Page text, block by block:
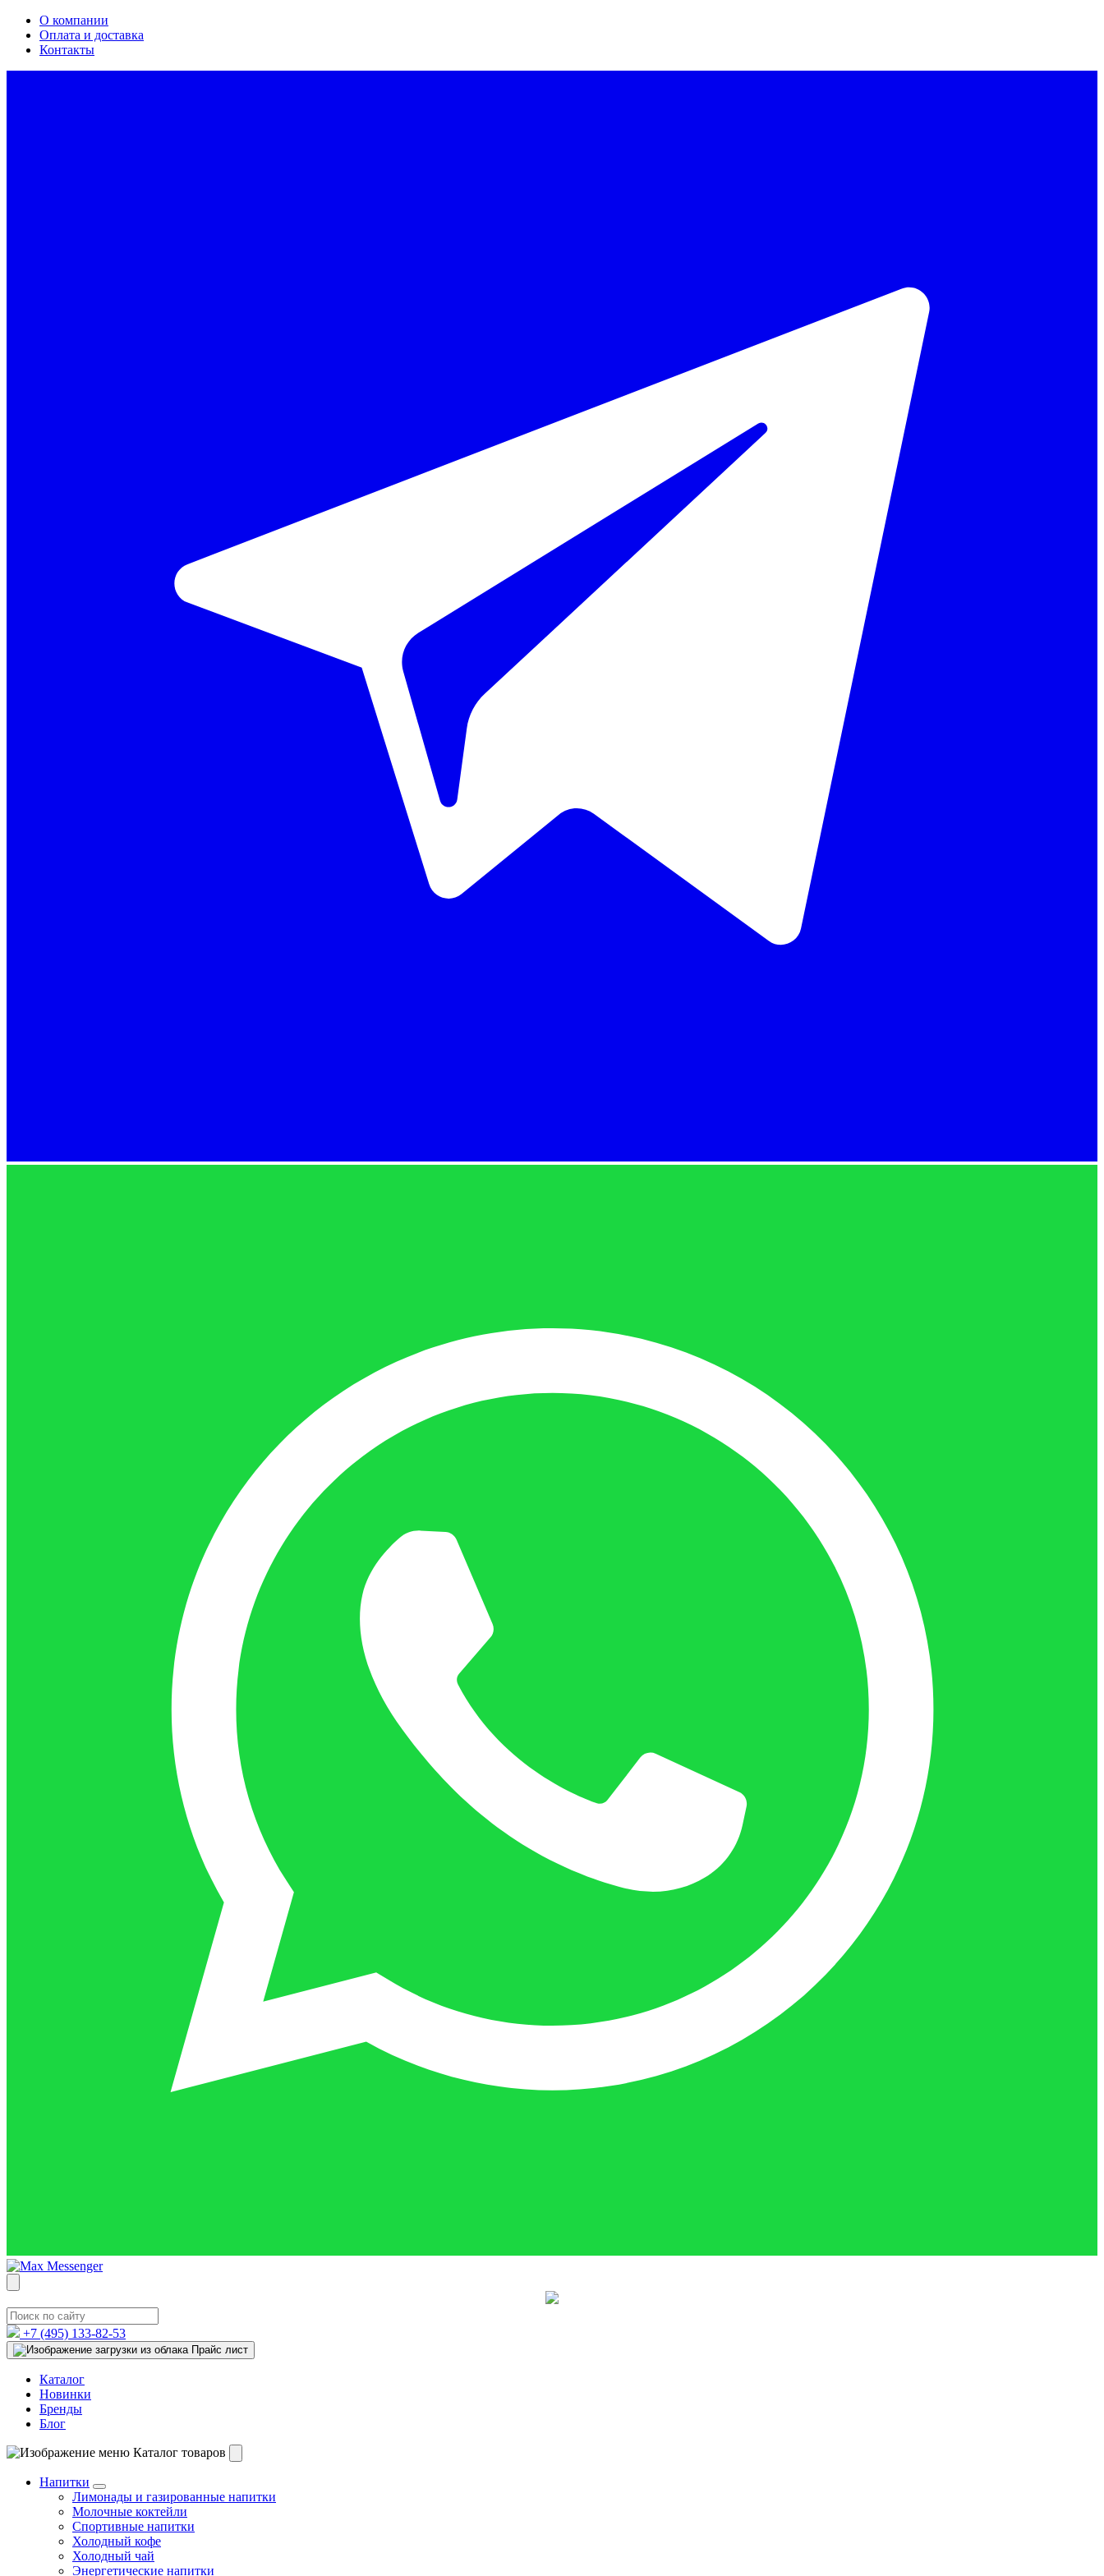
О компании
Оплата и доставка
Контакты
+7 (495) 133-82-53
Прайс лист
Каталог
Новинки
Бренды
Блог
Каталог товаров
Напитки
Лимонады и газированные напитки
Молочные коктейли
Спортивные напитки
Холодный кофе
Холодный чай
Энергетические напитки